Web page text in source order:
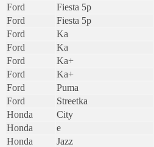
Ford
Fiesta 5p
Ford
Fiesta 5p
Ford
Ka
Ford
Ka
Ford
Ka+
Ford
Ka+
Ford
Puma
Ford
Streetka
Honda
City
Honda
e
Honda
Jazz